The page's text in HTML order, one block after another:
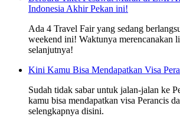
Indonesia Akhir Pekan ini!
Ada 4 Travel Fair yang sedang
weekend ini! Waktunya merencanakan
selanjutnya!
Kini Kamu Bisa Mendapatkan Visa
Sudah tidak sabar untuk jalan-jalan ke
kamu bisa mendapatkan visa Perancis
selengkapnya disini.